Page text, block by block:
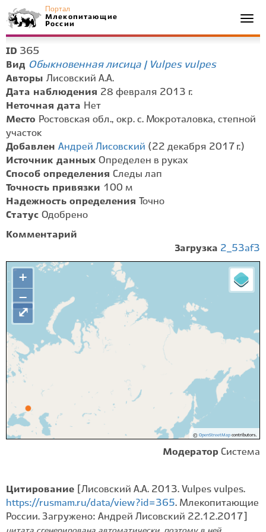
Портал
Млекопитающие
России
ID 365
Вид Обыкновенная лисица | Vulpes vulpes
Авторы Лисовский А.А.
Дата наблюдения 28 февраля 2013 г.
Неточная дата Нет
Место Ростовская обл., окр. с. Мокроталовка, степной
участок
Добавлен Андрей Лисовский (22 декабря 2017 г.)
Источник данных Определен в руках
Способ определения Следы лап
Точность привязки 100 м
Надежность определения
Точно
Статус Одобрено
Комментарий
Загрузка 2_53af3
+
−
© OpenStreetMapcontributors.
⤢
Модератор Система
Цитирование
[Лисовский А.А. 2013. Vulpes vulpes.
https://rusmam.ru/data/view?id=365. Млекопитающие
России. Загружено: Андрей Лисовский 22.12.2017]